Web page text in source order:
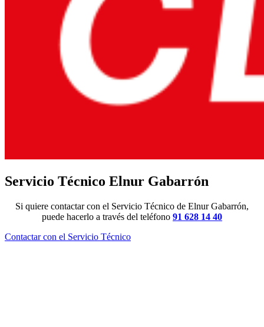
Servicio Técnico Elnur Gabarrón
Si quiere contactar con el Servicio Técnico de Elnur Gabarrón,
puede hacerlo a través del teléfono 91 628 14 40
Contactar con el Servicio Técnico